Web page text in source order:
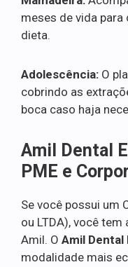
meses de vida
dieta.
Adolescência: O
cobrindo as
boca caso haja
Amil Dental
PME e
Se você possui um
ou LTDA), você tem
Amil. O Amil Dental
modalidade mais